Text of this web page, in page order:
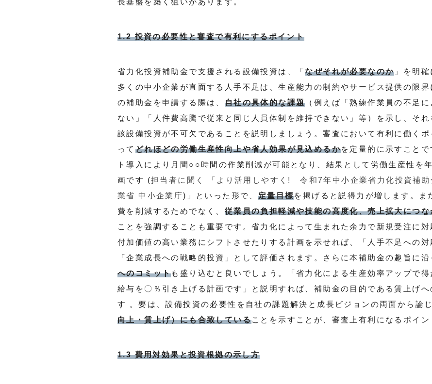
長基盤を築く狙いがあります。
1.2 投資の必要性と審査で有利にするポイント
省力化投資補助金で支援される設備投資は、「なぜそれが必要なのか 」を明
多くの中小企業が直面する人手不足は、生産能力の制約やサービス提供の限界
の補助金を申請する際は、 自社の具体的な課題 （例えば「熟練作業員の不足
ない」「人件費高騰で従来と同じ人員体制を維持できない」等）を示し、そ
該設備投資が不可欠であることを説明しましょう。審査において有利に働くポ
って どれほどの労働生産性向上や省人効果が見込めるかを定量的に示すこと
ト導入により月間○○時間の作業削減が可能となり、結果として労働生産性を
画です (担当者に聞く 「より活用しやすく! 令和7年中小企業省力化投資補
業省 中小企業庁)」といった形で、 定量目標を掲げると説得力が増します。ま
費を削減するためでなく、 従業員の負担軽減や技能の高度化、売上拡大につ
ことを強調することも重要です。省力化によって生まれた余力で新規受注に対
付加価値の高い業務にシフトさせたりする計画を示せれば、「人手不足への対
「企業成長への戦略的投資」として評価されます。さらに本補助金の趣旨に
へのコミットも盛り込むと良いでしょう。「省力化による生産効率アップで
給与を〇％引き上げる計画です」と説明すれば、補助金の目的である賃上げへ
す 。要は、設備投資の必要性を自社の課題解決と成長ビジョンの両面から論じ
向上・賃上げ）にも合致していることを示すことが、審査上有利になるポイン
1.3 費用対効果と投資根拠の示し方